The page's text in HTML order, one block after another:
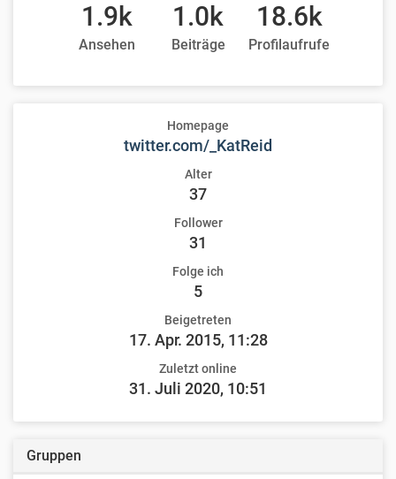
1.9k
Ansehen
1.0k
Beiträge
18.6k
Profilaufrufe
Homepage
twitter.com/_KatReid
Alter
37
Follower
31
Folge ich
5
Beigetreten
17. Apr. 2015, 11:28
Zuletzt online
31. Juli 2020, 10:51
Gruppen